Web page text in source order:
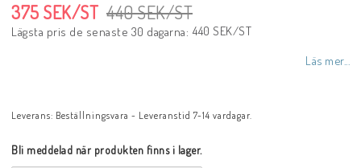
440 SEK/ST
375 SEK/ST
Lägsta pris de senaste 30 dagarna 440 SEK/ST
Läs mer...
Leverans: Beställningsvara - Leveranstid 7-14 vardagar.
Bli meddelad när produkten finns i lager.